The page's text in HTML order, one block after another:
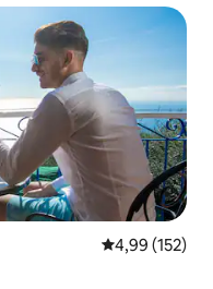
appréciés
Évaluation
4,99 (152)